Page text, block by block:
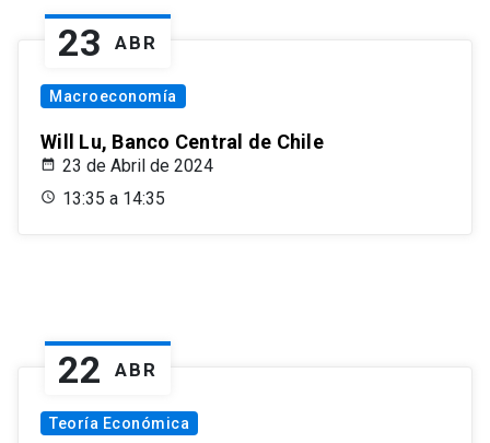
23 ABR
Macroeconomía
Will Lu, Banco Central de Chile
23 de Abril de 2024
13:35 a 14:35
22 ABR
Teoría Económica